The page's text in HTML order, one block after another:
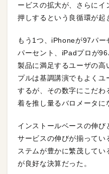
ービスの拡大が、さらにイ
押しするという良循環が起
もう1つ、iPhoneが97パ
パーセント、iPadプロが
製品に満足するユーザの高
プルは基調講演でもよく
するが、その数字にこだわ
着を推し量るバロメータに
インストールベースの伸び
サービスの伸びが揃ってい
ステムが豊かに繁茂して
が良好な決算だった。